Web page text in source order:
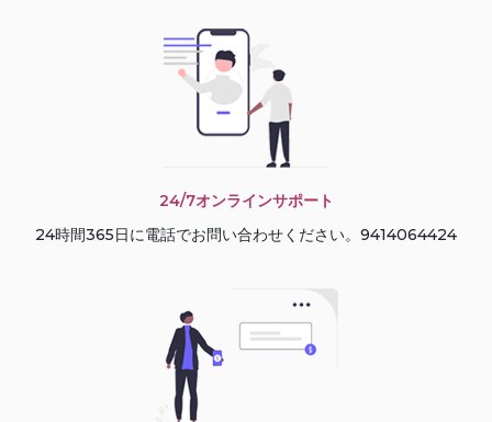
24/7オンラインサポート
24時間365日に電話でお問い合わせください。9414064424